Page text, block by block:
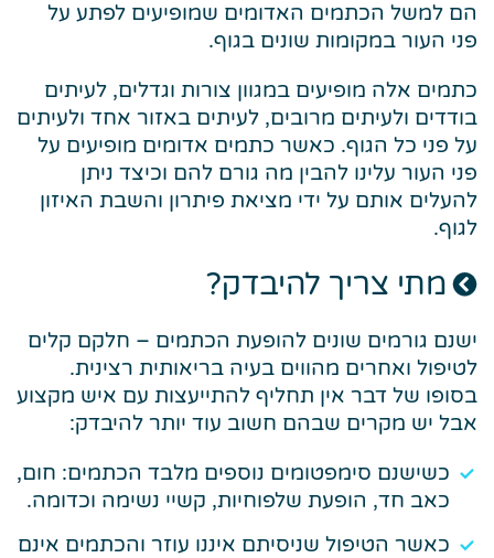
הם למשל הכתמים האדומים שמופיעים לפתע על
פני העור במקומות שונים בגוף.
כתמים אלה מופיעים במגוון צורות וגדלים, לעיתים
בודדים ולעיתים מרובים, לעיתים באזור אחד ולעיתים
על פני כל הגוף. כאשר כתמים אדומים מופיעים על
פני העור עלינו להבין מה גורם להם וכיצד ניתן
להעלים אותם על ידי מציאת פיתרון והשבת האיזון
לגוף.
מתי צריך להיבדק?
ישנם גורמים שונים להופעת הכתמים – חלקם קלים
לטיפול ואחרים מהווים בעיה בריאותית רצינית.
בסופו של דבר אין תחליף להתייעצות עם איש מקצוע
אבל יש מקרים שבהם חשוב עוד יותר להיבדק:
כשישנם סימפטומים נוספים מלבד הכתמים: חום,
כאב חד, הופעת שלפוחיות, קשיי נשימה וכדומה.
כאשר הטיפול שניסיתם איננו עוזר והכתמים אינם